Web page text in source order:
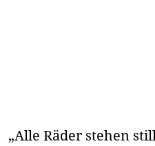
„Alle Räder stehen